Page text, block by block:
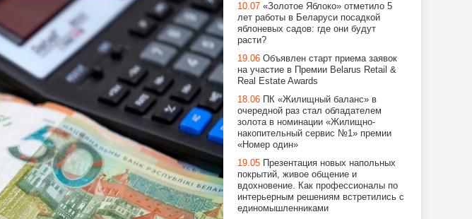
10.07 «Золотое Яблоко» отметило 5
лет работы в Беларуси посадкой
яблоневых садов: где они будут
расти?
19.06 Объявлен старт приема заявок
на участие в Премии Belarus Retail &
Real Estate Awards
18.06 ПК «Жилищный баланс» в
очередной раз стал обладателем
золота в номинации «Жилищно-
накопительный сервис №1» премии
«Номер один»
19.05 Презентация новых напольных
покрытий, живое общение и
вдохновение. Как профессионалы по
интерьерным решениям встретились с
единомышленниками